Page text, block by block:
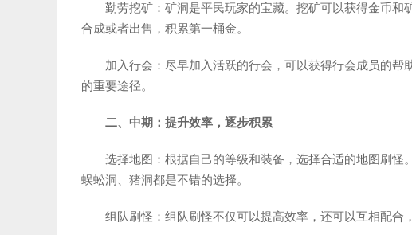
勤劳挖矿：矿洞是平民玩家的宝藏。挖矿可以获得金币
合成或者出售，积累第一桶金。
加入行会：尽早加入活跃的行会，可以获得行会成员的
的重要途径。
二、中期：提升效率，逐步积累
选择地图：根据自己的等级和装备，选择合适的地图刷怪
蜈蚣洞、猪洞都是不错的选择。
组队刷怪：组队刷怪不仅可以提高效率，还可以互相配合